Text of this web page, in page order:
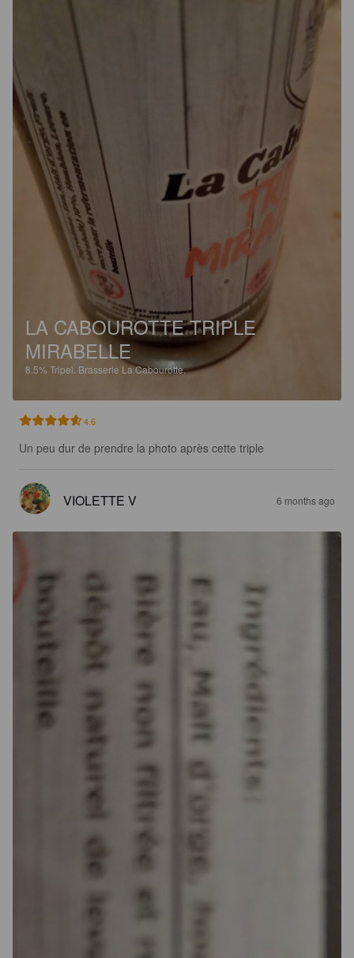
LA CABOUROTTE TRIPLE
MIRABELLE
8.5% Tripel. Brasserie La Cabourotte.
4.6
Un peu dur de prendre la photo après cette triple
VIOLETTE V 6 months ago